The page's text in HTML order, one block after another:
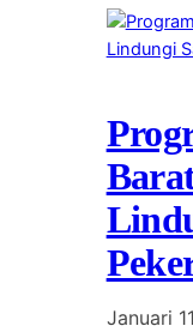
Januari